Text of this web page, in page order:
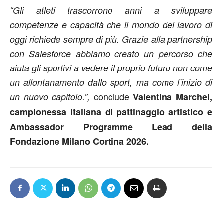
“Gli atleti trascorrono anni a sviluppare
competenze e capacità che il mondo del lavoro di
oggi richiede sempre di più. Grazie alla partnership
con Salesforce abbiamo creato un percorso che
aiuta gli sportivi a vedere il proprio futuro non come
un allontanamento dallo sport, ma come l’inizio di
un nuovo capitolo.”, conclude Valentina Marchei,
campionessa italiana di pattinaggio artistico e
Ambassador Programme Lead della
Fondazione Milano Cortina 2026.